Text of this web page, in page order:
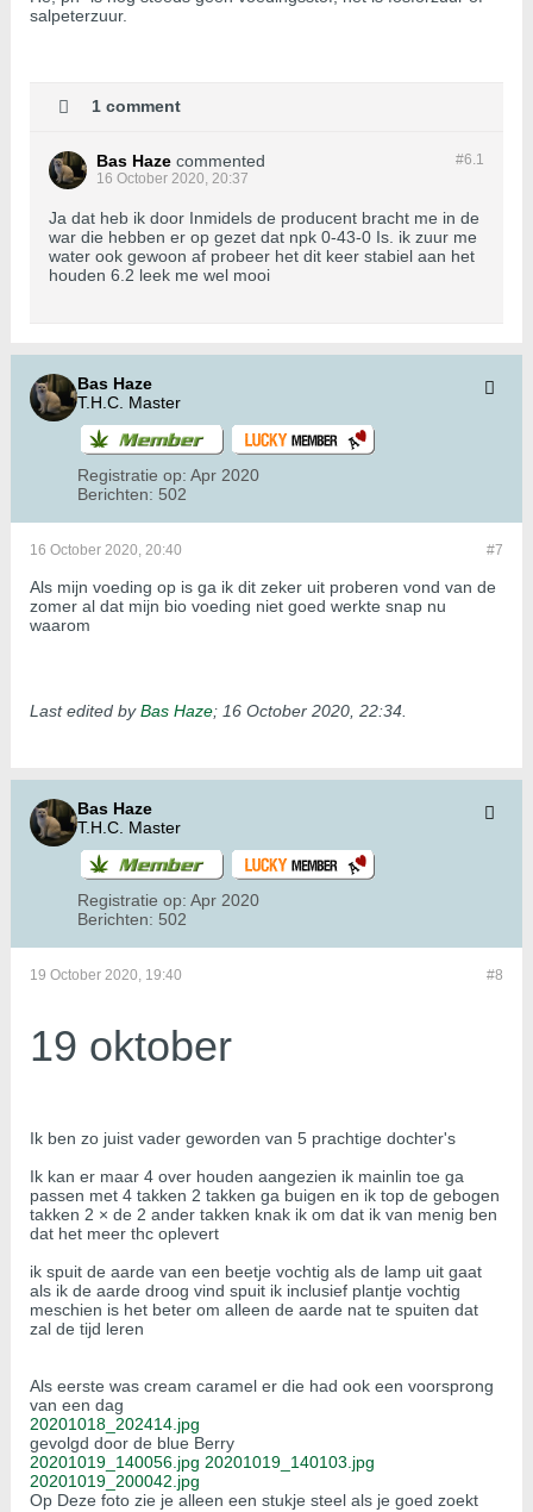
salpeterzuur.
1 comment
#6.1
Bas Haze commented
16 October 2020, 20:37
Ja dat heb ik door Inmidels de producent bracht me in de
war die hebben er op gezet dat npk 0-43-0 Is. ik zuur me
water ook gewoon af probeer het dit keer stabiel aan het
houden 6.2 leek me wel mooi
Bas Haze
T.H.C. Master
Registratie op: Apr 2020
Berichten: 502
#7
16 October 2020, 20:40
Als mijn voeding op is ga ik dit zeker uit proberen vond van de
zomer al dat mijn bio voeding niet goed werkte snap nu
waarom
Last edited byBas Haze; 16 October 2020, 22:34
Bas Haze
T.H.C. Master
Registratie op: Apr 2020
Berichten: 502
#8
19 October 2020, 19:40
19 oktober
Ik ben zo juist vader geworden van 5 prachtige dochter's
Ik kan er maar 4 over houden aangezien ik mainlin toe ga
passen met 4 takken 2 takken ga buigen en ik top de gebogen
takken 2 × de 2 ander takken knak ik om dat ik van menig ben
dat het meer thc oplevert
ik spuit de aarde van een beetje vochtig als de lamp uit gaat
als ik de aarde droog vind spuit ik inclusief plantje vochtig
meschien is het beter om alleen de aarde nat te spuiten dat
zal de tijd leren
Als eerste was cream caramel er die had ook een voorsprong
van een dag
20201018_202414.jpg
gevolgd door de blue Berry
20201019_140056.jpg 20201019_140103.jpg
20201019_200042.jpg
Op Deze foto zie je alleen een stukje steel als je goed zoekt